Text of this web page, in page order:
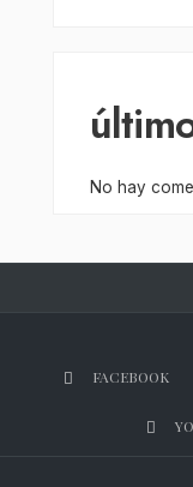
No hay
FACEBOOK